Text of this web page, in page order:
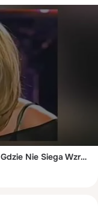
Anna Maria Jopek & Pat Metheny - Tam, Gdzie Nie Siega Wzrok (Follow Me)